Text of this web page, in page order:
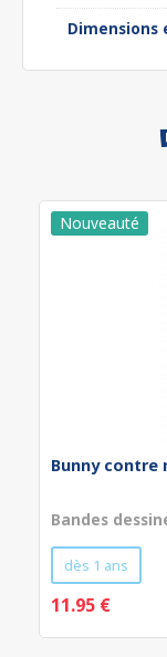
Dimensions
Bunny contre
Bandes
dès 1 ans
11.95 €